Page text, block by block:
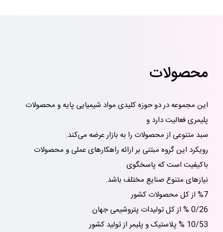
محصولات
این مجموعه در دو حوزه کلیدی مواد شیمیایی پایه و محصولات
پلیمری فعالیت دارد و
سبد متنوعی از محصولات را به بازار عرضه می‌کند.
رویکرد این گروه مبتنی بر ارائه راهکارهای عملی و محصولات
باکیفیت است که پاسخگوی
نیازهای متنوع صنایع مختلف باشد.
%7 از کل محصولات کشور
0/26 % از کل تولیدات پتروشیمی جهان
10/53 % پلاستیک و پلیمر از تولید کشور